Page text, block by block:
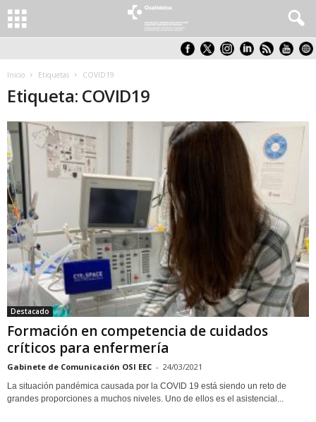
Inicio Etiquetas COVID19
Etiqueta: COVID19
Destacado
Formación en competencia de cuidados
críticos para enfermería
Gabinete de Comunicación OSI EEC - 24/03/2021
La situación pandémica causada por la COVID 19 está siendo un reto de
grandes proporciones a muchos niveles. Uno de ellos es el asistencial...